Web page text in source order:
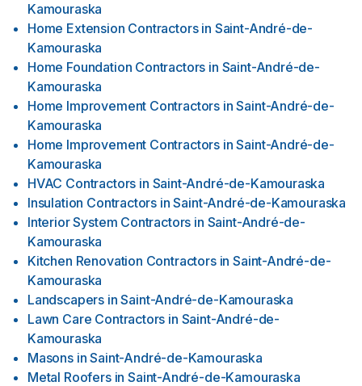
Kamouraska
Home Extension Contractors in Saint-André-de-
Kamouraska
Home Foundation Contractors in Saint-André-de-
Kamouraska
Home Improvement Contractors in Saint-André-de-
Kamouraska
Home Improvement Contractors in Saint-André-de-
Kamouraska
HVAC Contractors in Saint-André-de-Kamouraska
Insulation Contractors in Saint-André-de-Kamouraska
Interior System Contractors in Saint-André-de-
Kamouraska
Kitchen Renovation Contractors in Saint-André-de-
Kamouraska
Landscapers in Saint-André-de-Kamouraska
Lawn Care Contractors in Saint-André-de-
Kamouraska
Masons in Saint-André-de-Kamouraska
Metal Roofers in Saint-André-de-Kamouraska